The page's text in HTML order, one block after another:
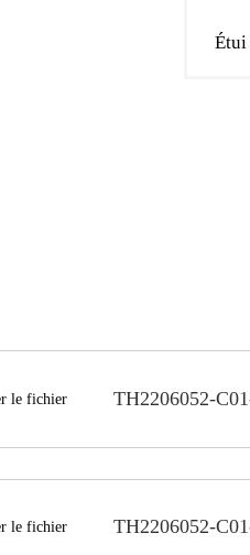
Étui
TH2206052-
TH2206052-